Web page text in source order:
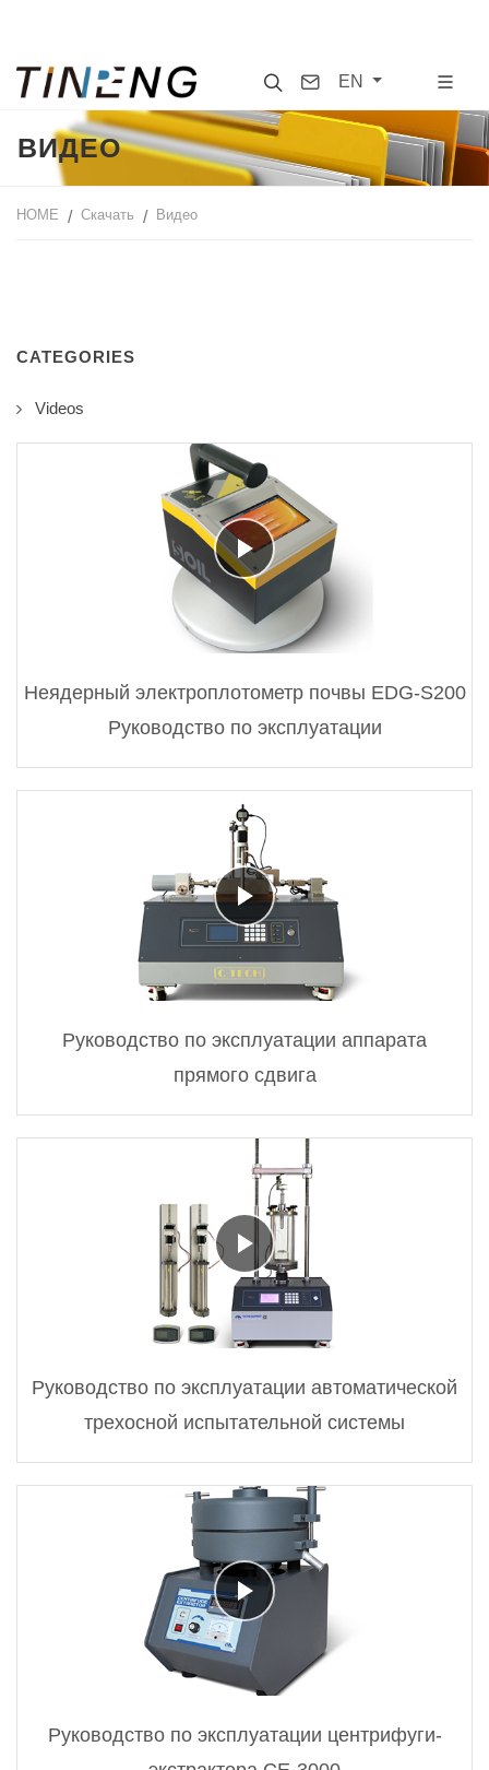
SearchContact
EN
ВИДЕО
HOME Скачать Видео
CATEGORIES
Videos
Неядерный электроплотометр почвы EDG-S200
Руководство по эксплуатации
Руководство по эксплуатации аппарата
прямого сдвига
Руководство по эксплуатации автоматической
трехосной испытательной системы
Руководство по эксплуатации центрифуги-